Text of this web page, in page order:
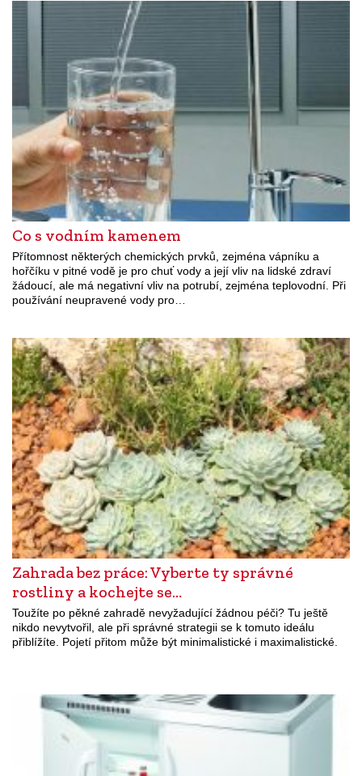
Co s vodním kamenem
Přítomnost některých chemických prvků, zejména vápníku a
hořčíku v pitné vodě je pro chuť vody a její vliv na lidské zdraví
žádoucí, ale má negativní vliv na potrubí, zejména teplovodní. Při
používání neupravené vody pro…
Zahrada bez práce: Vyberte ty správné
rostliny a kochejte se…
Toužíte po pěkné zahradě nevyžadující žádnou péči? Tu ještě
nikdo nevytvořil, ale při správné strategii se k tomuto ideálu
přiblížíte. Pojetí přitom může být minimalistické i maximalistické.